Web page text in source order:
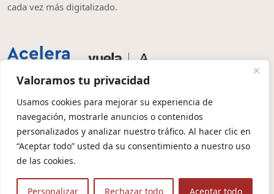
Valoramos tu privacidad
Usamos cookies para mejorar su experiencia de
navegación, mostrarle anuncios o contenidos
personalizados y analizar nuestro tráfico. Al hacer clic en
“Aceptar todo” usted da su consentimiento a nuestro uso
de las cookies.
Personalizar Rechazar todo Aceptar todo
cada vez más digitalizado.
Copyright © 2026 | Olbia System SL
Condiciones de Contratación
Política de Cookies
Aviso Legal
Protección de Datos